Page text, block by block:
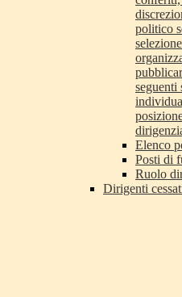
politico
Elenco
Posti di
Ruolo
Dirigenti